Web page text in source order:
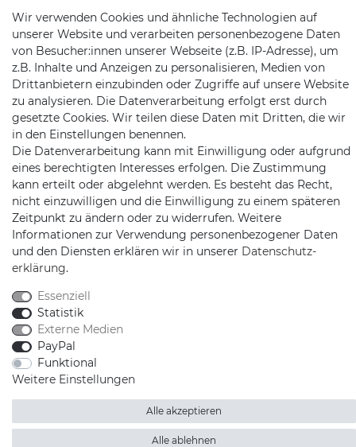
Mail:kundenservice@motionandsports.de
Jochim-Klindt-Str. 5
22926 Ahrensburg
Schnellversand auf Facebook
Schnellversand auf Twitter
Schnellversand auf YouTube
Schnellversand auf
Schnellversand
2026 Schnellversand
Wir verwenden Cookies und ähnliche Technologien auf
unserer Website und verarbeiten personenbezogene Daten
von Besucher:innen unserer Webseite (z.B. IP-Adresse), um
z.B. Inhalte und Anzeigen zu personalisieren, Medien von
Drittanbietern einzubinden oder Zugriffe auf unsere Website
zu analysieren. Die Datenverarbeitung erfolgt erst durch
gesetzte Cookies. Wir teilen diese Daten mit Dritten, die wir
in den Einstellungen benennen.
Die Datenverarbeitung kann mit Einwilligung oder aufgrund
eines berechtigten Interesses erfolgen. Die Zustimmung
kann erteilt oder abgelehnt werden. Es besteht das Recht,
nicht einzuwilligen und die Einwilligung zu einem späteren
Zeitpunkt zu ändern oder zu widerrufen. Weitere
Informationen zur Verwendung personenbezogener Daten
und den Diensten erklären wir in unserer Daten­schutz­
erklärung.
Essenziell
Statistik
Externe Medien
PayPal
Funktional
Weitere Einstellungen
Alle akzeptieren
Alle ablehnen